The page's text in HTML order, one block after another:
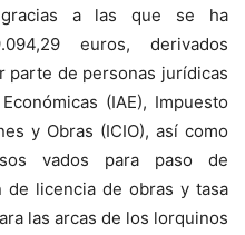
gracias a las que se ha
euros, derivados
parte de personas jurídicas
(IAE), Impuesto
y Obras (ICIO), así como
vados para paso de
de licencia de obras y tasa
las arcas de los lorquinos